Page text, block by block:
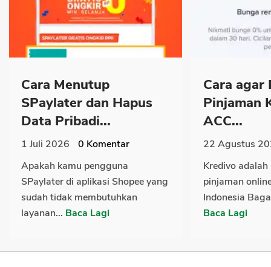
Cara Menutup
SPaylater dan Hapus
Data Pribadi...
1 Juli 2026 0 Komentar
Apakah kamu pengguna
SPaylater di aplikasi Shopee yang
sudah tidak membutuhkan
layanan... Baca Lagi
Cara agar
Pinjaman
ACC...
22 Agustus
Kredivo
pinjaman
Indonesia
Baca Lagi